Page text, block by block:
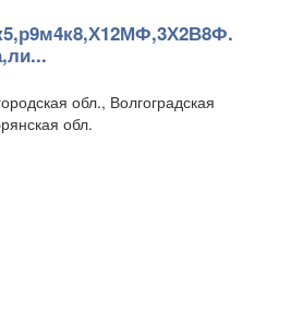
обл., Волгоградская
обл.